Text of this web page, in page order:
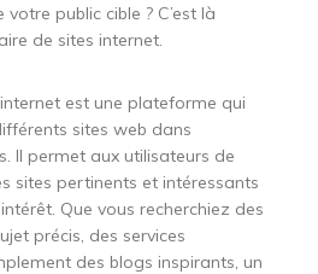
public cible ? C’est là
de sites internet.
est une plateforme qui
sites web dans
Il permet aux utilisateurs de
sites pertinents et intéressants
Que vous recherchiez des
précis, des services
des blogs inspirants, un